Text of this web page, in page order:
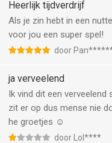
Heerlijk tijdverdrijf
Als je zin hebt in een
voor jou een super spel!
door
ja verveelend
Ik vind dit een verveelend
zit er op dus mense nie
he groetjes ☺
door Lol****